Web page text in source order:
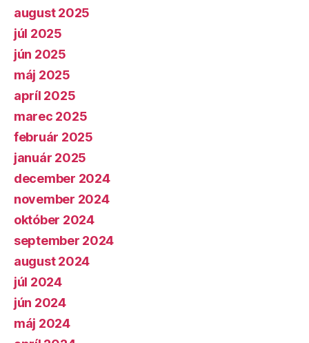
august 2025
júl 2025
jún 2025
máj 2025
apríl 2025
marec 2025
február 2025
január 2025
december 2024
november 2024
október 2024
september 2024
august 2024
júl 2024
jún 2024
máj 2024